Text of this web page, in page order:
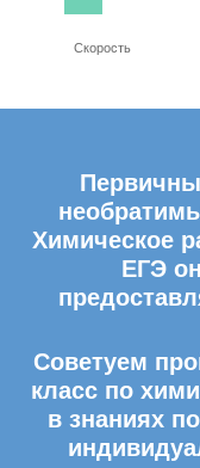
Скорость
Химическое
ЕГЭ
Советуем
класс по
в знаниях